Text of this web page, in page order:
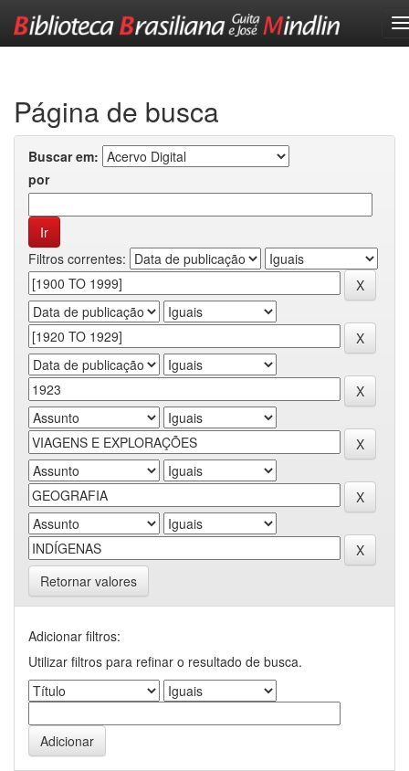
Página de busca
Buscar em:
por
Filtros correntes:
Retornar valores
Adicionar filtros:
Utilizar filtros para refinar o resultado de busca.